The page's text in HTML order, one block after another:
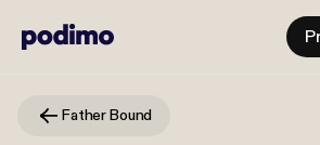
Father Bound